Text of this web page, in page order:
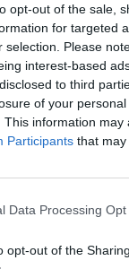
opt-out of the sale,
for targeted
selection. Please
interest-based
to third
of your
This information
Participants that may
Data Processing
opt-out of the
του
της
η KPMG
Φορέα της
ότι από την
των
Απονομής
περίπου 800
του
και του